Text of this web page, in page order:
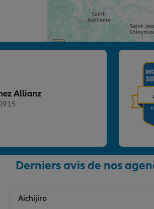
Allianz
Derniers avis de nos
Aichijiro